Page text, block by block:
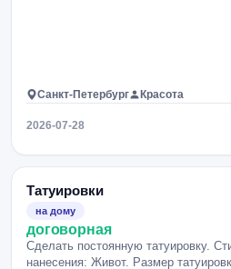
Санкт-Петербург Красота
2026-07-28
Татуировки
на дому
договорная
Сделать постоянную татуировку.
нанесения: Живот. Размер